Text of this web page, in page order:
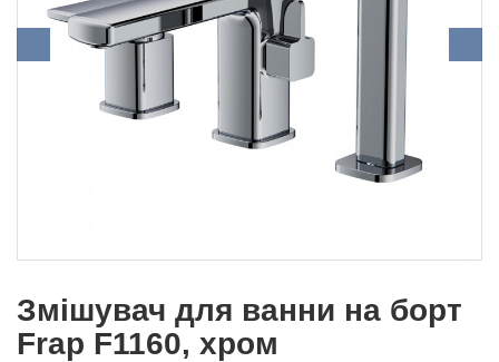
Змішувач для ванни на борт
Frap F1160, хром